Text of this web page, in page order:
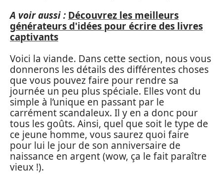
A voir aussi : Découvrez les meilleurs
générateurs d'idées pour écrire des livres
captivants
Voici la viande. Dans cette section, nous vous
donnerons les détails des différentes choses
que vous pouvez faire pour rendre sa
journée un peu plus spéciale. Elles vont du
simple à l’unique en passant par le
carrément scandaleux. Il y en a donc pour
tous les goûts. Ainsi, quel que soit le type de
ce jeune homme, vous saurez quoi faire
pour lui le jour de son anniversaire de
naissance en argent (wow, ça le fait paraître
vieux !).